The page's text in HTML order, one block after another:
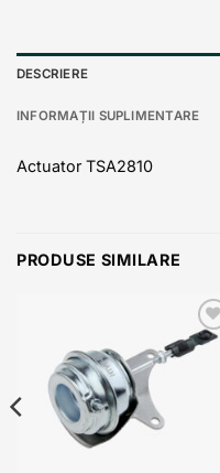
DESCRIERE
INFORMAȚII SUPLIMENTARE
Actuator TSA2810
PRODUSE SIMILARE
Add to
wishlist